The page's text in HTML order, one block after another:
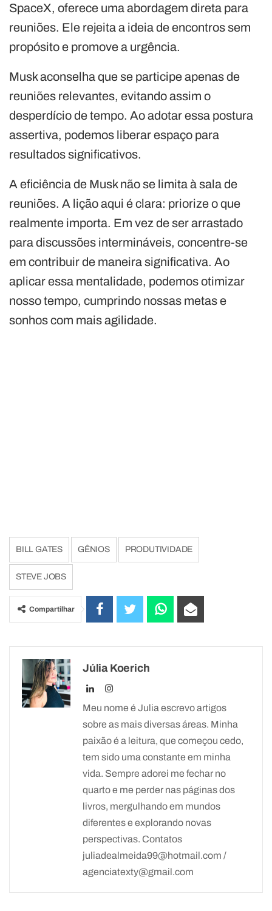
SpaceX, oferece uma abordagem direta para
reuniões. Ele rejeita a ideia de encontros sem
propósito e promove a urgência.
Musk aconselha que se participe apenas de
reuniões relevantes, evitando assim o
desperdício de tempo. Ao adotar essa postura
assertiva, podemos liberar espaço para
resultados significativos.
A eficiência de Musk não se limita à sala de
reuniões. A lição aqui é clara: priorize o que
realmente importa. Em vez de ser arrastado
para discussões intermináveis, concentre-se
em contribuir de maneira significativa. Ao
aplicar essa mentalidade, podemos otimizar
nosso tempo, cumprindo nossas metas e
sonhos com mais agilidade.
BILL GATES GÊNIOS PRODUTIVIDADE
STEVE JOBS
Compartilhar
Júlia Koerich
Meu nome é Julia escrevo artigos
sobre as mais diversas áreas. Minha
paixão é a leitura, que começou cedo,
tem sido uma constante em minha
vida. Sempre adorei me fechar no
quarto e me perder nas páginas dos
livros, mergulhando em mundos
diferentes e explorando novas
perspectivas. Contatos
juliadealmeida99@hotmail.com /
agenciatexty@gmail.com